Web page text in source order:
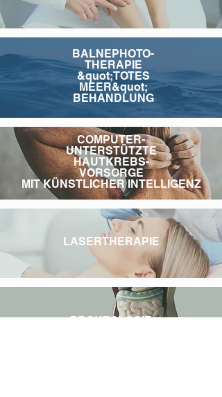
BALNEPHOTO-
THERAPIE
&quot;TOTES
MEER&quot;
BEHANDLUNG
COMPUTER-
UNTERSTÜTZTE
HAUTKREBS-
VORSORGE
MIT KÜNSTLICHER INTELLIGENZ
LASERTHERAPIE
PROKTOLOGIE